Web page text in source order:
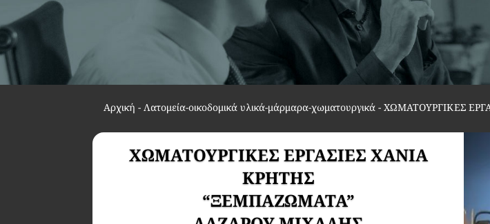
Αρχική - Λατομεία-οικοδομικά υλικά-μάρμαρα-χωματουργικά -ΧΩΜΑΤΟΥΡΓΙΚΕΣ
ΧΩΜΑΤΟΥΡΓΙΚΕΣ ΕΡΓΑΣΙΕΣ ΧΑΝΙΑ
ΚΡΗΤΗΣ
“ΞΕΜΠΑΖΩΜΑΤΑ”